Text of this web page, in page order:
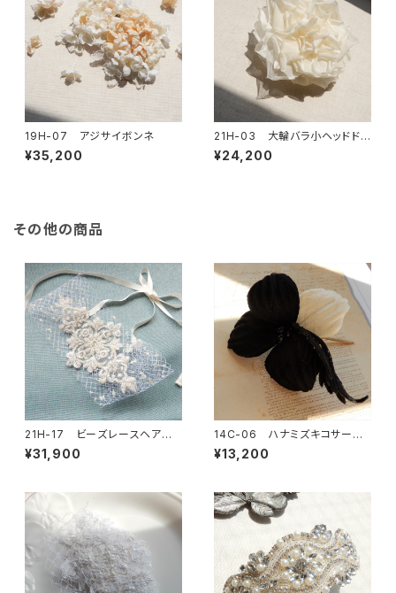
19H-07 アジサイボンネ
¥35,200
21H-03 大輪バラ小ヘッドドレ
ス
¥24,200
その他の商品
21H-17 ビーズレースヘアバ
ンド
¥31,900
14C-06 ハナミズキコサージ
ュ
¥13,200